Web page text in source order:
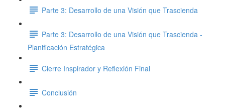
Parte 3: Desarrollo de una Visión que Trascienda
Parte 3: Desarrollo de una Visión que Trascienda -
Planificación Estratégica
Cierre Inspirador y Reflexión Final
Conclusión